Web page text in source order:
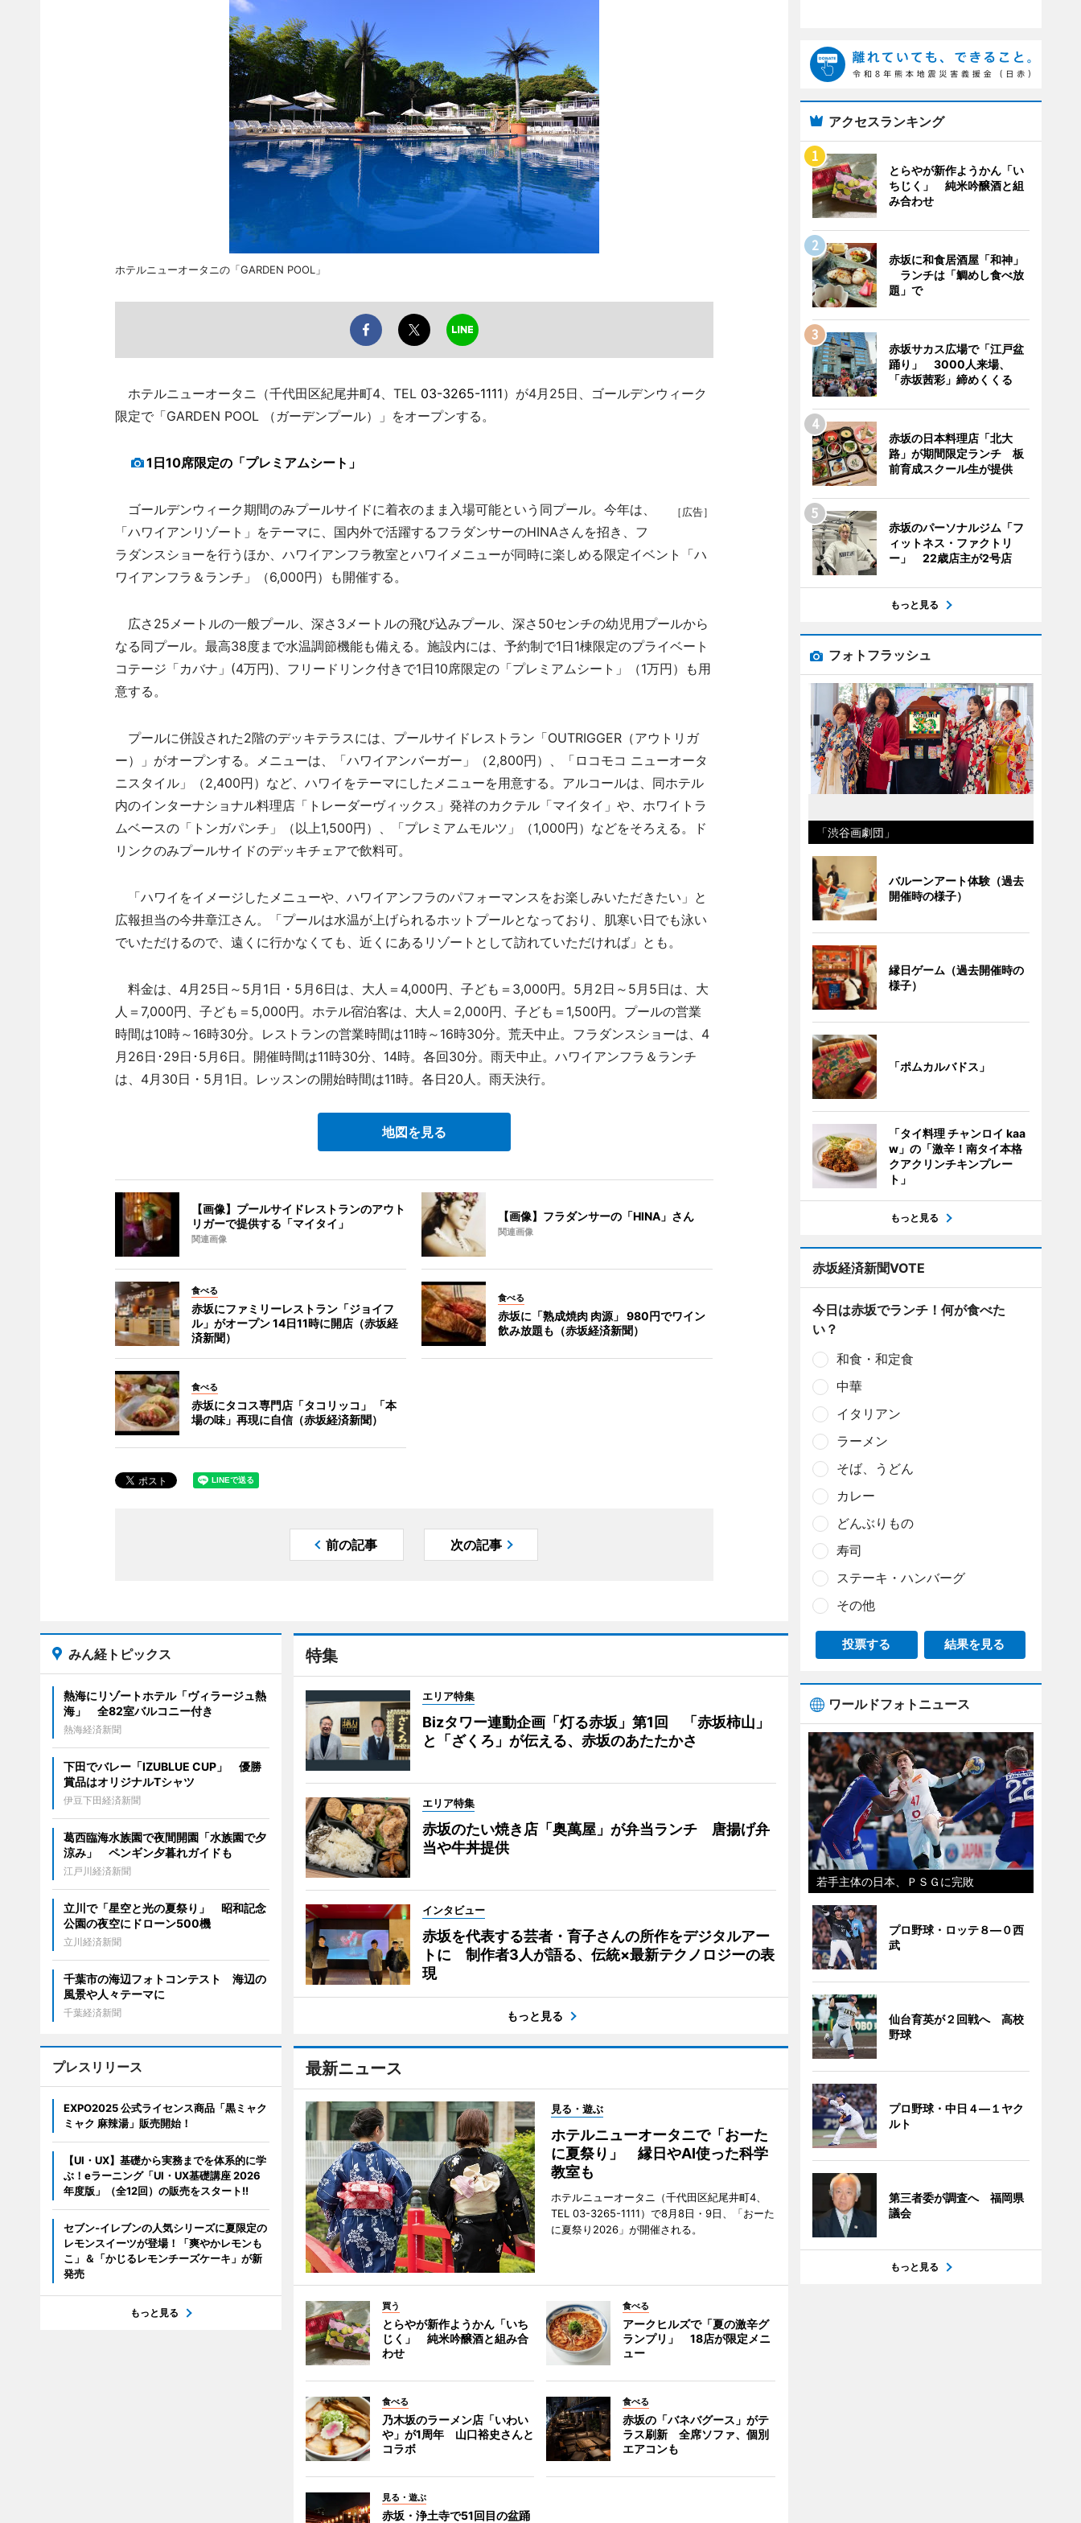
ホテルニューオータニの「GARDEN POOL」
ホテルニューオータニ（千代田区紀尾井町4、TEL 03-3265-1111）が4月25日、ゴールデンウィーク
限定で「GARDEN POOL （ガーデンプール）」をオープンする。
1日10席限定の「プレミアムシート」
［広告］
ゴールデンウィーク期間のみプールサイドに着衣のまま入場可能という同プール。今年は、
「ハワイアンリゾート」をテーマに、国内外で活躍するフラダンサーのHINAさんを招き、フ
ラダンスショーを行うほか、ハワイアンフラ教室とハワイメニューが同時に楽しめる限定イベント「ハ
ワイアンフラ＆ランチ」（6,000円）も開催する。
広さ25メートルの一般プール、深さ3メートルの飛び込みプール、深さ50センチの幼児用プールから
なる同プール。最高38度まで水温調節機能も備える。施設内には、予約制で1日1棟限定のプライベート
コテージ「カバナ」(4万円)、フリードリンク付きで1日10席限定の「プレミアムシート」（1万円）も用
意する。
プールに併設された2階のデッキテラスには、プールサイドレストラン「OUTRIGGER（アウトリガ
ー）」がオープンする。メニューは、「ハワイアンバーガー」（2,800円）、「ロコモコ ニューオータ
ニスタイル」（2,400円）など、ハワイをテーマにしたメニューを用意する。アルコールは、同ホテル
内のインターナショナル料理店「トレーダーヴィックス」発祥のカクテル「マイタイ」や、ホワイトラ
ムベースの「トンガパンチ」（以上1,500円）、「プレミアムモルツ」（1,000円）などをそろえる。ド
リンクのみプールサイドのデッキチェアで飲料可。
「ハワイをイメージしたメニューや、ハワイアンフラのパフォーマンスをお楽しみいただきたい」と
広報担当の今井章江さん。「プールは水温が上げられるホットプールとなっており、肌寒い日でも泳い
でいただけるので、遠くに行かなくても、近くにあるリゾートとして訪れていただければ」とも。
料金は、4月25日～5月1日・5月6日は、大人＝4,000円、子ども＝3,000円。5月2日～5月5日は、大
人＝7,000円、子ども＝5,000円。ホテル宿泊客は、大人＝2,000円、子ども＝1,500円。プールの営業
時間は10時～16時30分。レストランの営業時間は11時～16時30分。荒天中止。フラダンスショーは、4
月26日･29日･5月6日。開催時間は11時30分、14時。各回30分。雨天中止。ハワイアンフラ＆ランチ
は、4月30日・5月1日。レッスンの開始時間は11時。各日20人。雨天決行。
地図を見る
【画像】プールサイドレストランのアウト
リガーで提供する「マイタイ」
関連画像
【画像】フラダンサーの「HINA」さん
関連画像
食べる
赤坂にファミリーレストラン「ジョイフ
ル」がオープン 14日11時に開店（赤坂経
済新聞）
食べる
赤坂に「熟成焼肉 肉源」 980円でワイン
飲み放題も（赤坂経済新聞）
食べる
赤坂にタコス専門店「タコリッコ」 「本
場の味」再現に自信（赤坂経済新聞）
前の記事 次の記事
特集
エリア特集
Bizタワー連動企画「灯る赤坂」第1回 「赤坂柿山」
と「ざくろ」が伝える、赤坂のあたたかさ
エリア特集
赤坂のたい焼き店「奥萬屋」が弁当ランチ 唐揚げ弁
当や牛丼提供
インタビュー
赤坂を代表する芸者・育子さんの所作をデジタルアー
トに 制作者3人が語る、伝統×最新テクノロジーの表
現
もっと見る
最新ニュース
見る・遊ぶ
ホテルニューオータニで「おーた
に夏祭り」 縁日やAI使った科学
教室も
ホテルニューオータニ（千代田区紀尾井町4、
TEL 03-3265-1111）で8月8日・9日、「おーた
に夏祭り2026」が開催される。
買う
とらやが新作ようかん「いち
じく」 純米吟醸酒と組み合
わせ
食べる
アークヒルズで「夏の激辛グ
ランプリ」 18店が限定メニ
ュー
食べる
乃木坂のラーメン店「いわい
や」が1周年 山口裕史さんと
コラボ
食べる
赤坂の「バネバグース」がテ
ラス刷新 全席ソファ、個別
エアコンも
見る・遊ぶ
赤坂・浄土寺で51回目の盆踊
みん経トピックス
熱海にリゾートホテル「ヴィラージュ熱
海」 全82室バルコニー付き
熱海経済新聞
下田でバレー「IZUBLUE CUP」 優勝
賞品はオリジナルTシャツ
伊豆下田経済新聞
葛西臨海水族園で夜間開園「水族園で夕
涼み」 ペンギン夕暮れガイドも
江戸川経済新聞
立川で「星空と光の夏祭り」 昭和記念
公園の夜空にドローン500機
立川経済新聞
千葉市の海辺フォトコンテスト 海辺の
風景や人々テーマに
千葉経済新聞
プレスリリース
EXPO2025 公式ライセンス商品「黒ミャク
ミャク 麻辣湯」販売開始！
【UI・UX】基礎から実務までを体系的に学
ぶ！eラーニング「UI・UX基礎講座 2026
年度版」（全12回）の販売をスタート!!
セブン‐イレブンの人気シリーズに夏限定の
レモンスイーツが登場！「爽やかレモンも
こ」＆「かじるレモンチーズケーキ」が新
発売
もっと見る
アクセスランキング
とらやが新作ようかん「い
ちじく」 純米吟醸酒と組
み合わせ
赤坂に和食居酒屋「和神」
ランチは「鯛めし食べ放
題」で
赤坂サカス広場で「江戸盆
踊り」 3000人来場、
「赤坂茜彩」締めくくる
赤坂の日本料理店「北大
路」が期間限定ランチ 板
前育成スクール生が提供
赤坂のパーソナルジム「フ
ィットネス・ファクトリ
ー」 22歳店主が2号店
もっと見る
フォトフラッシュ
「渋谷画劇団」
バルーンアート体験（過去
開催時の様子）
縁日ゲーム（過去開催時の
様子）
「ポムカルバドス」
「タイ料理 チャンロイ kaa
w」の「激辛！南タイ本格
クアクリンチキンプレー
ト」
もっと見る
赤坂経済新聞VOTE
今日は赤坂でランチ！何が食べた
い？
和食・和定食
中華
イタリアン
ラーメン
そば、うどん
カレー
どんぶりもの
寿司
ステーキ・ハンバーグ
その他
投票する 結果を見る
ワールドフォトニュース
若手主体の日本、ＰＳＧに完敗
プロ野球・ロッテ８―０西
武
仙台育英が２回戦へ 高校
野球
プロ野球・中日４―１ヤク
ルト
第三者委が調査へ 福岡県
議会
もっと見る